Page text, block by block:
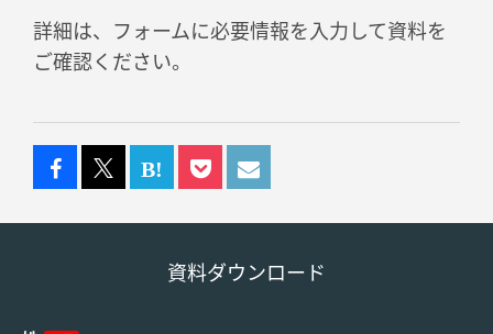
詳細は、フォームに必要情報を入力して資料を
ご確認ください。
資料ダウンロード